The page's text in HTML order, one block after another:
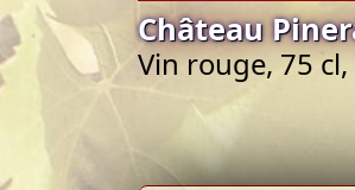
Château
Vin rouge, 75 cl,